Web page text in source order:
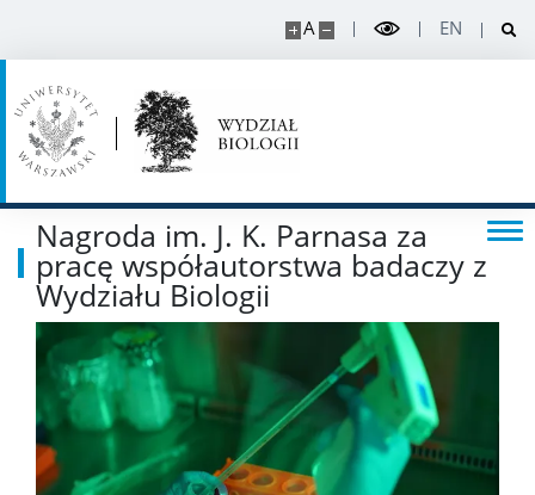
A EN
Rada Dydaktyczna
Rekrutacja projekty
Rekrutacja na doktorat
PRACOWNIK
Nagroda im. J. K. Parnasa za
pracę współautorstwa badaczy z
Wydziału Biologii